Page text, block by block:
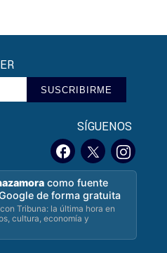
SUSCRIBIRME
SÍGUENOS
como fuente
de forma gratuita
Tribuna: la última hora en
cultura, economía y